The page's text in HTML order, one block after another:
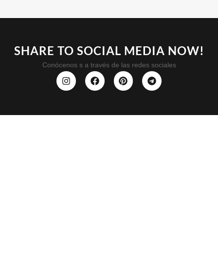
SHARE TO SOCIAL MEDIA NOW!
Conócenos s a través de las redes sociales